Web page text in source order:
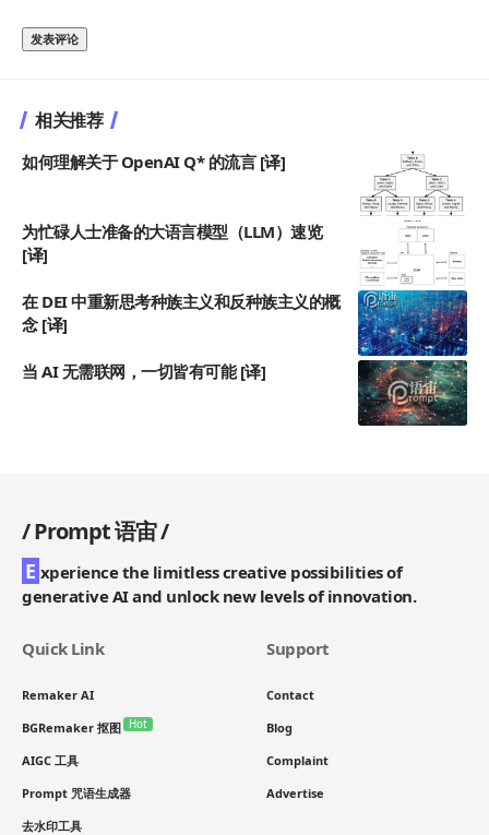
相关推荐
如何理解关于 OpenAI Q* 的流言 [译]
为忙碌人士准备的大语言模型（LLM）速览
[译]
在 DEI 中重新思考种族主义和反种族主义的概
念 [译]
当 AI 无需联网，一切皆有可能 [译]
/Prompt 语宙/
E xperience the limitless creative possibilities of
generative AI and unlock new levels of innovation.
Quick Link
Remaker AI
BGRemaker 抠图 Hot
AIGC 工具
Prompt 咒语生成器
去水印工具
Support
Contact
Blog
Complaint
Advertise